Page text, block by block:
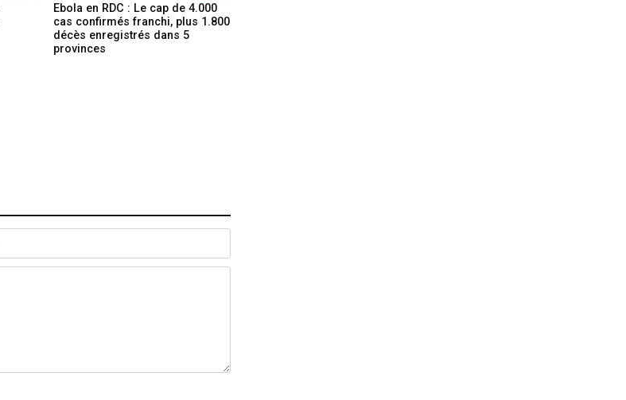
Ebola en RDC : Le cap de 4.000
cas confirmés franchi, plus 1.800
décès enregistrés dans 5
provinces